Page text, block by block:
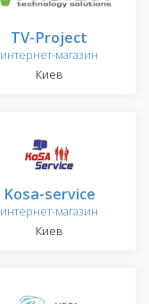
TV-Project
интернет-магазин
Киев
Kosa-service
интернет-магазин
Киев